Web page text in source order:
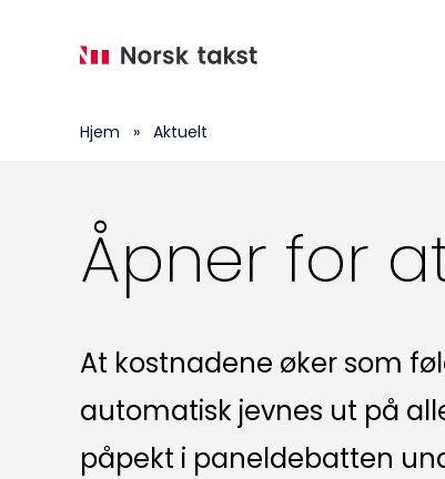
Hjem » Aktuelt
Åpner for
At kostnadene øker som
automatisk jevnes ut på
påpekt i paneldebatten